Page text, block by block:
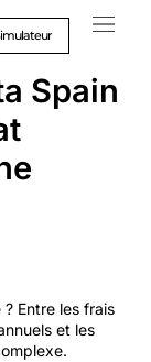
Spain
Entre les frais
et les